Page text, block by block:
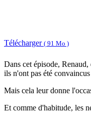
Télécharger ( 91 Mo )
Dans cet épisode,
ils n'ont pas été
Mais cela leur donne
Et comme d'habitude, les